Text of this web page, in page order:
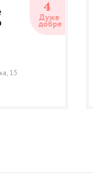
15
4
Дуже
добре